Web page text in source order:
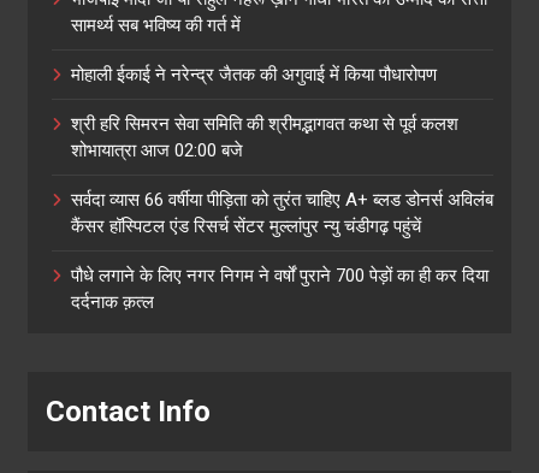
सामर्थ्य सब भविष्य की गर्त में
मोहाली ईकाई ने नरेन्द्र जैतक की अगुवाई में किया पौधारोपण
श्री हरि सिमरन सेवा समिति की श्रीमद्भागवत कथा से पूर्व कलश
शोभायात्रा आज 02:00 बजे
सर्वदा व्यास 66 वर्षीया पीड़िता को तुरंत चाहिए A+ ब्लड डोनर्स अविलंब
कैंसर हॉस्पिटल एंड रिसर्च सेंटर मुल्लांपुर न्यु चंडीगढ़ पहुंचें
पौधे लगाने के लिए नगर निगम ने वर्षों पुराने 700 पेड़ों का ही कर दिया
दर्दनाक क़त्ल
Contact Info